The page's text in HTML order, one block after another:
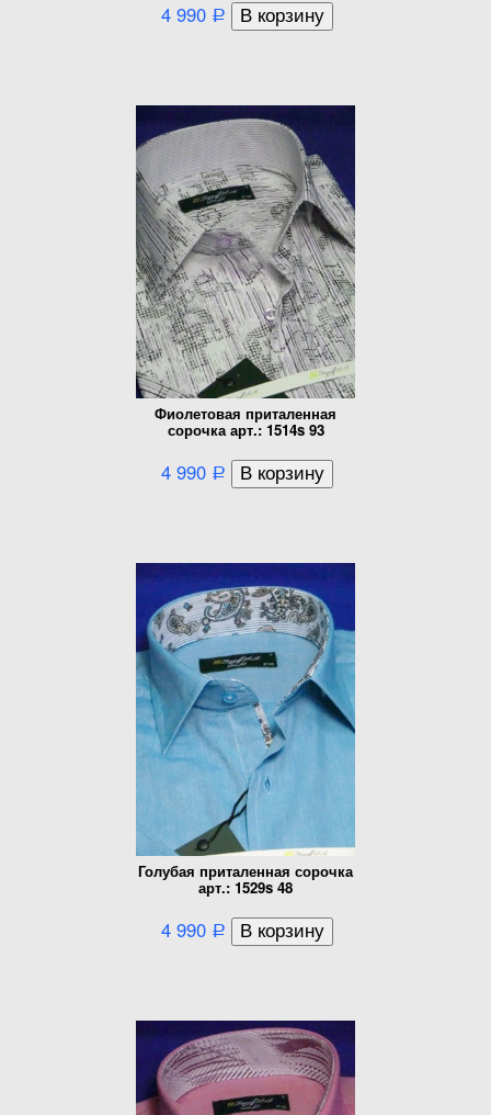
4 990 Р
Фиолетовая приталенная
сорочка арт.: 1514s 93
4 990 Р
Голубая приталенная сорочка
арт.: 1529s 48
4 990 Р